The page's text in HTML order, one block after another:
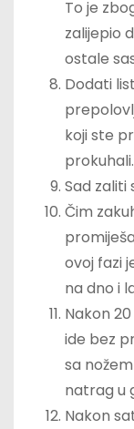
To je
zalijepio
ostale
Dodati
koji ste
prokuhali.
Sad zaliti
Čim
ovoj fazi
na dno i
Nakon
ide bez
sa
natrag u
Nakon